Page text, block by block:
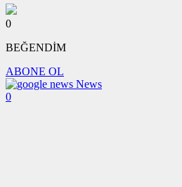
0
BEĞENDİM
ABONE OL
News
0